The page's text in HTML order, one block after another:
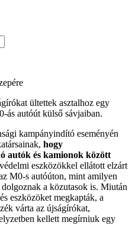
ültettek asztalhoz egy
ás autóút külső sávjaiban.
kampányindító eseményén
hogy
autók és kamionok között
eszközökkel ellátott elzárt
M0-s autóúton, mint amilyen
a közutasok is. Miután
eszközöket megkapták, a
várta az újságírókat,
kellett megírniuk egy